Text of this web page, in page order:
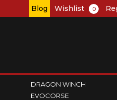
Blog Wishlist 0
DRAGON WINCH
EVOCORSE